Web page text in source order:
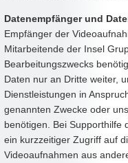
Datenempfänger und
Empfänger der
Mitarbeitende der Insel
Bearbeitungszwecks
Daten nur an Dritte weiter,
Dienstleistungen in
genannten Zwecke oder
benötigen. Bei Supporthilfe
ein kurzzeitiger Zugriff auf
Videoaufnahmen aus